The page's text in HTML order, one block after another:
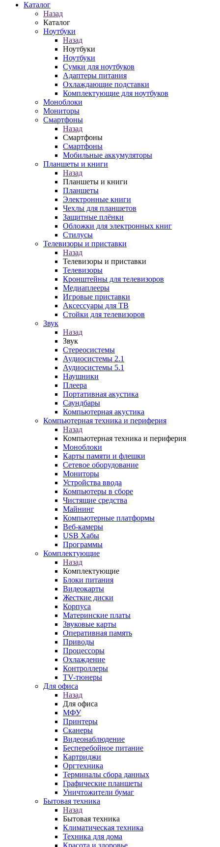
Каталог
Назад
Каталог
Ноутбуки
Назад
Ноутбуки
Ноутбуки
Сумки для ноутбуков
Адаптеры питания
Охлаждающие подставки
Комплектующие для ноутбуков
Моноблоки
Мониторы
Смартфоны
Назад
Смартфоны
Смартфоны
Мобильные аккумуляторы
Планшеты и книги
Назад
Планшеты и книги
Планшеты
Электронные книги
Чехлы для планшетов
Защитные плёнки
Обложки для электронных книг
Стилусы
Телевизоры и приставки
Назад
Телевизоры и приставки
Телевизоры
Кронштейны для телевизоров
Медиаплееры
Игровые приставки
Аксессуары для ТВ
Стойки для телевизоров
Звук
Назад
Звук
Стереосистемы
Аудиосистемы 2.1
Аудиосистемы 5.1
Наушники
Плеера
Портативная акустика
Саундбары
Компьютерная акустика
Компьютерная техника и периферия
Назад
Компьютерная техника и периферия
Моноблоки
Карты памяти и флешки
Сетевое оборудование
Мониторы
Устройства ввода
Компьютеры в сборе
Чистящие средства
Майнинг
Компьютерные платформы
Веб-камеры
USB Хабы
Программы
Комплектующие
Назад
Комплектующие
Блоки питания
Видеокарты
Жесткие диски
Корпуса
Материнские платы
Звуковые карты
Оперативная память
Приводы
Процессоры
Охлаждение
Контроллеры
TV-тюнеры
Для офиса
Назад
Для офиса
МФУ
Принтеры
Сканеры
Видеонаблюдение
Бесперебойное питание
Картриджи
Оргтехника
Терминалы сбора данных
Графические планшеты
Уничтожители бумаг
Бытовая техника
Назад
Бытовая техника
Климатическая техника
Техника для дома
Красота и здоровье